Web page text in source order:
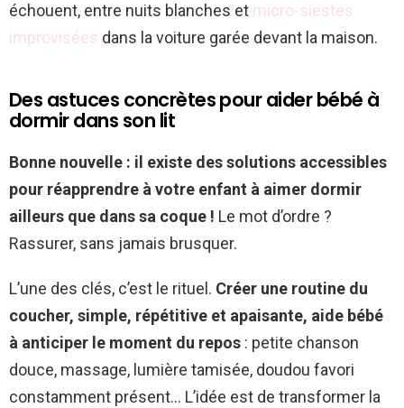
échouent, entre nuits blanches et micro-siestes
improvisées dans la voiture garée devant la maison.
Des astuces concrètes pour aider bébé à
dormir dans son lit
Bonne nouvelle : il existe des solutions accessibles
pour réapprendre à votre enfant à aimer dormir
ailleurs que dans sa coque ! Le mot d’ordre ?
Rassurer, sans jamais brusquer.
L’une des clés, c’est le rituel. Créer une routine du
coucher, simple, répétitive et apaisante, aide bébé
à anticiper le moment du repos : petite chanson
douce, massage, lumière tamisée, doudou favori
constamment présent… L’idée est de transformer la